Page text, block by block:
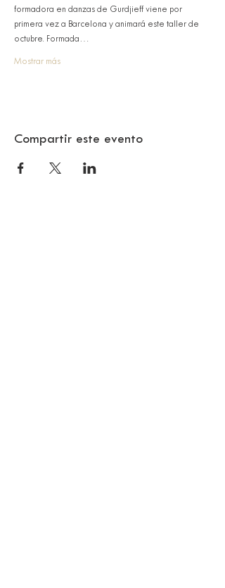
formadora en danzas de Gurdjieff viene por
primera vez a Barcelona y animará este taller de
octubre. Formada…
Mostrar más
Compartir este evento